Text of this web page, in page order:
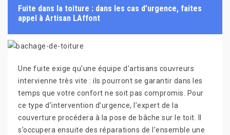
Fuite dans la toiture : dans les cas d’urgence, faites
appel à Artisan LAffont
Une fuite exige qu’une équipe d’artisans couvreurs
intervienne très vite : ils pourront se garantir dans les
temps que votre confort ne soit pas compromis. Pour
ce type d’intervention d’urgence, l’expert de la
couverture procédera à la pose de bâche sur le toit. Il
s’occupera ensuite des réparations de l’ensemble une